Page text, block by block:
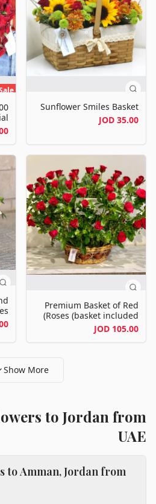
Sunflower Smiles Basket
35.00 JOD
Premium Basket of Red
Roses (basket included)
105.00 JOD
Show More
to Jordan from
UAE
to Amman, Jordan from